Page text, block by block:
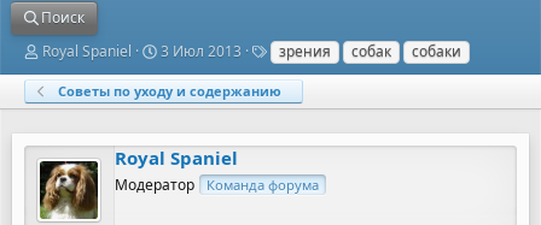
Поиск
А
т
о
т
е
м
ы
Royal Spaniel
Д
т
а
а
ч
а
3 Июл 2013
Т
е
г
и
зрения собак собаки
Советы по уходу и содержанию
Royal Spaniel
Модератор Команда форума